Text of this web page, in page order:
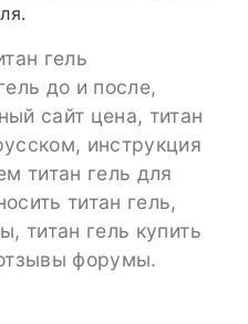
гель
до и после,
сайт цена, титан
инструкция
титан гель для
титан гель,
титан гель купить
форумы.